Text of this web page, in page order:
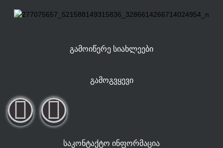
ᲒᲐᲛᲝᲘᲬᲔᲠᲔ ᲡᲘᲐᲮᲚᲔᲔᲑᲘ
ᲒᲐᲛᲝᲒᲕᲧᲔᲕᲘ
ᲡᲐᲙᲝᲜᲢᲐᲥᲢᲝ ᲘᲜᲤᲝᲠᲛᲐᲪᲘᲐ